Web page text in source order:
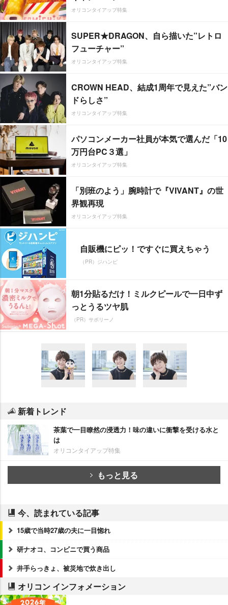
オリコンタイアップ特集
SUPER★DRAGON、自ら描いた”レトロ
フューチャー”
オリコンタイアップ特集
CROWN HEAD、結成1周年で見えた”バン
ドらしさ”
オリコンタイアップ特集
パソコンメーカー社員が本気で選んだ「10
万円台PC３選」
オリコンタイアップ特集
「別班のよう」腕時計で『VIVANT』の世
界観再現
オリコンタイアップ特集
自販機にピッ！ですぐに買えちゃう
（PR）ジハンピ
朝1分貼るだけ！ミルクピールで一日中ず
っとうるツヤ肌
（PR）サボリーノ
新着トレンド
茶葉で一目瞭然の浸透力！味の違いに衝撃を受ける水と
は
オリコンタイアップ特集
もっと見る
今、読まれている記事
15歳で当時27歳の夫に一目惚れ
研ナオコ、コンビニで買う商品
井手らっきょ、被災地で炊き出し
オリコン インフォメーション